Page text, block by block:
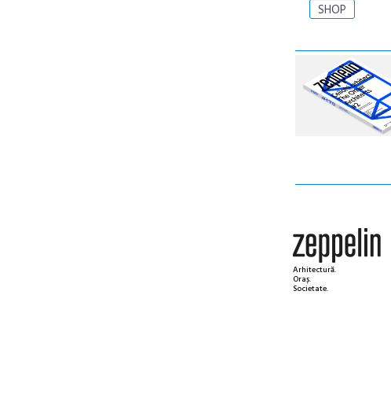
SHOP
Arhitectură.
Oraș.
Societate.